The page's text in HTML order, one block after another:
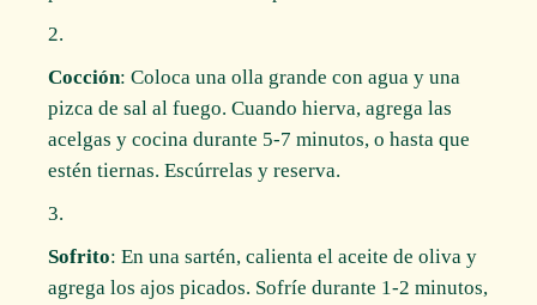
Cocción: Coloca una olla grande con agua y una
pizca de sal al fuego. Cuando hierva, agrega las
acelgas y cocina durante 5-7 minutos, o hasta que
estén tiernas. Escúrrelas y reserva.
Sofrito: En una sartén, calienta el aceite de oliva y
agrega los ajos picados. Sofríe durante 1-2 minutos,